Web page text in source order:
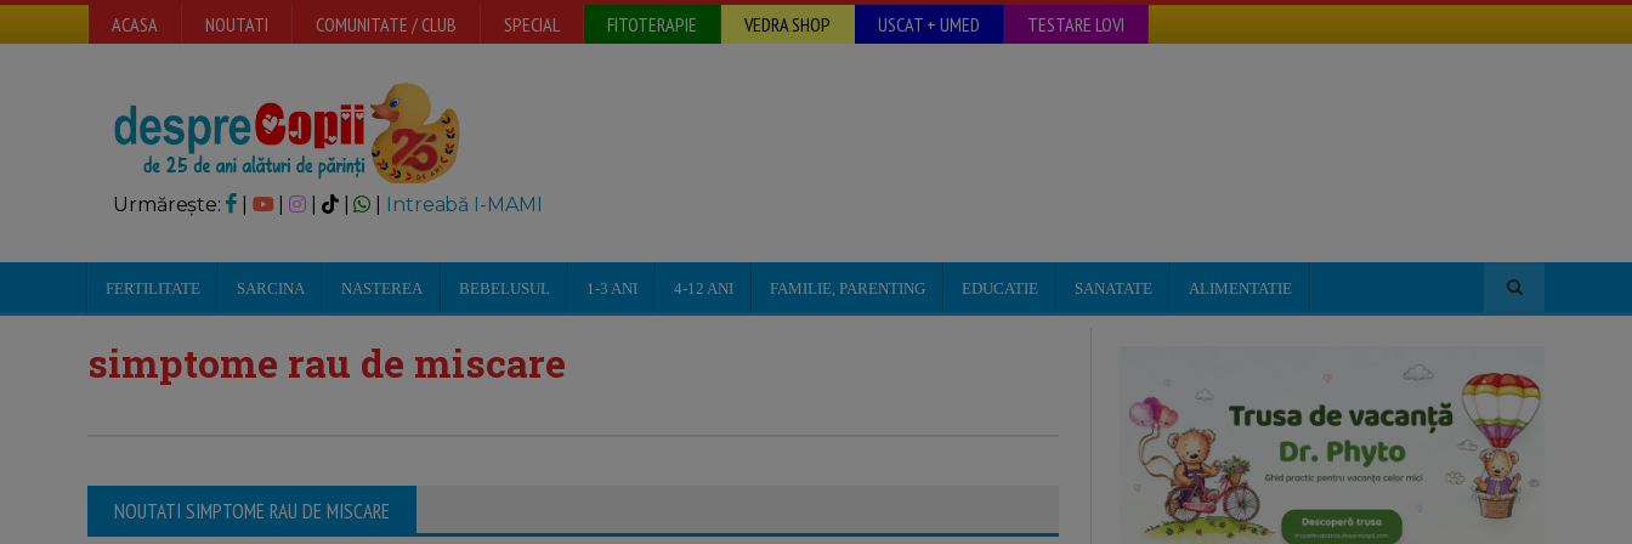
ACASA NOUTATI COMUNITATE / CLUB SPECIAL FITOTERAPIE VEDRA SHOP USCAT + UMED TESTARE LOVI
Urmărește: | | Intreabă I-MAMI
FERTILITATE SARCINA NASTEREA BEBELUSUL 1-3 ANI 4-12 ANI FAMILIE, PARENTING EDUCATIE SANATATE ALIMENTATIE
simptome rau de miscare
NOUTATI SIMPTOME RAU DE MISCARE